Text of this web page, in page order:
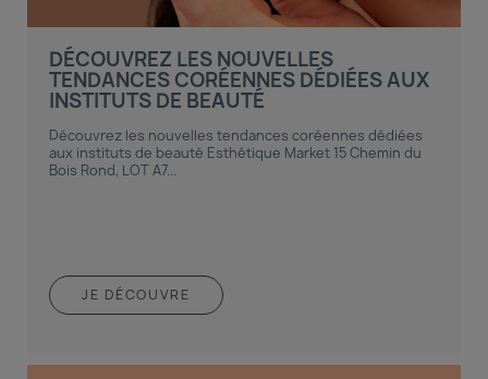
DÉCOUVREZ LES NOUVELLES
TENDANCES CORÉENNES DÉDIÉES AUX
INSTITUTS DE BEAUTÉ
Découvrez les nouvelles tendances coréennes dédiées
aux instituts de beauté Esthétique Market 15 Chemin du
Bois Rond, LOT A7...
JE DÉCOUVRE